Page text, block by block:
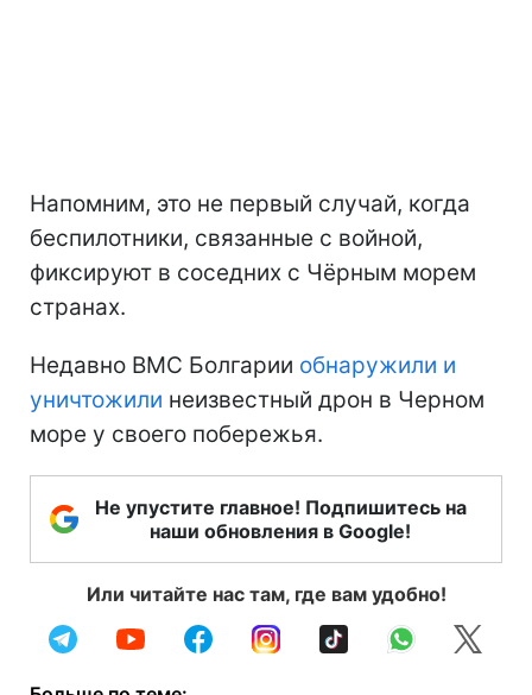
Напомним, это не первый случай, когда
беспилотники, связанные с войной,
фиксируют в соседних с Чёрным морем
странах.
Недавно ВМС Болгарии обнаружили и
уничтожили неизвестный дрон в Черном
море у своего побережья.
Не упустите главное! Подпишитесь на
наши обновления в Google!
Или читайте нас там, где вам удобно!